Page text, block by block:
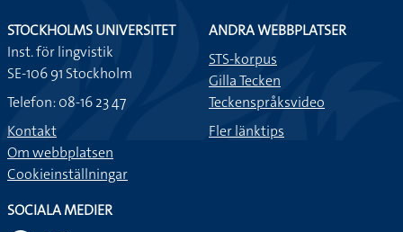
STOCKHOLMS UNIVERSITET
Inst. för lingvistik
SE-106 91 Stockholm
Telefon: 08-16 23 47
Kontakt
Om webbplatsen
Cookieinställningar
ANDRA WEBBPLATSER
STS-korpus
Gilla Tecken
Teckenspråksvideo
Fler länktips
SOCIALA MEDIER